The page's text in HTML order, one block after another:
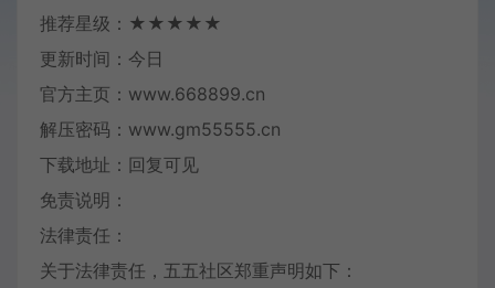
推荐星级：★★★★★
更新时间：今日
官方主页：www.668899.cn
解压密码：www.gm55555.cn
下载地址：回复可见
免责说明：
法律责任：
关于法律责任，五五社区郑重声明如下：